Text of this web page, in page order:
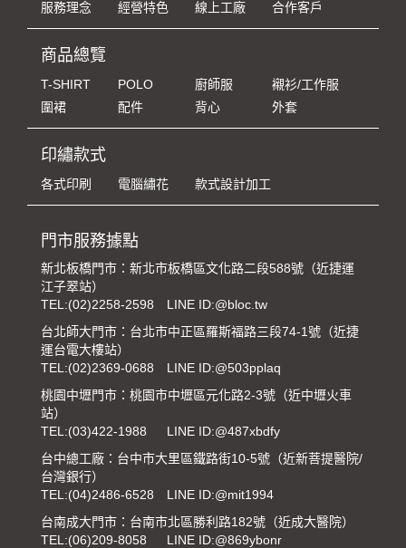
服務理念 經營特色 線上工廠 合作客戶
商品總覽
T-SHIRT POLO 廚師服
襯衫/工作服
圍裙
配件 背心 外套
印繡款式
各式印刷 電腦繡花 款式設計加工
門市服務據點
新北板橋門市：新北市板橋區文化路二段588號（近捷運
江子翠站）
TEL:(02)2258-2598
LINE ID:@bloc.tw
台北師大門市：台北市中正區羅斯福路三段74-1號（近捷
運台電大樓站）
TEL:(02)2369-0688
LINE ID:@503pplaq
桃園中壢門市：桃園市中壢區元化路2-3號（近中壢火車
站）
TEL:(03)422-1988
LINE ID:@487xbdfy
台中總工廠：台中市大里區鐵路街10-5號（近新菩提醫院/
台灣銀行）
TEL:(04)2486-6528
LINE ID:@mit1994
台南成大門市：台南市北區勝利路182號（近成大醫院）
TEL:(06)209-8058 LINE ID:@869ybonr